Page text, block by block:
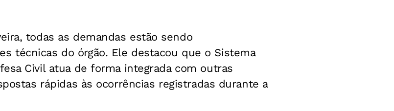
todas as demandas estão sendo
técnicas do órgão. Ele destacou que o Sistema
Civil atua de forma integrada com outras
rápidas às ocorrências registradas durante a